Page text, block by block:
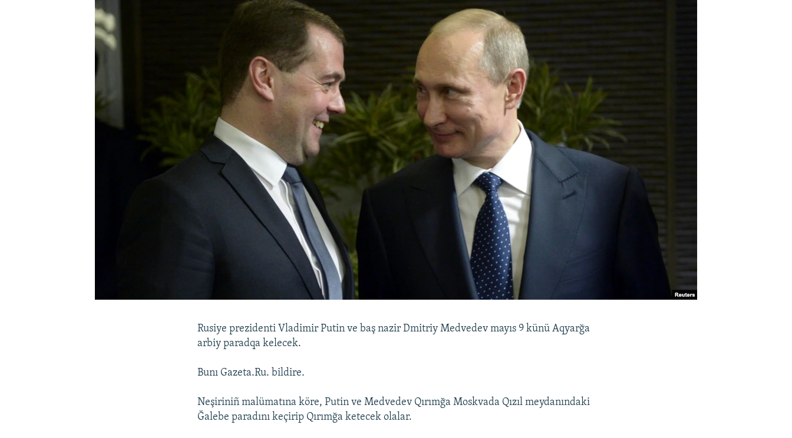
Rusiye prezidenti Vladimir Putin ve baş nazir Dmitriy Medvedev mayıs 9 künü Aqyarğa
arbiy paradqa kelecek.
Bunı Gazeta.Ru. bildire.
Neşiriniñ malümatına köre, Putin ve Medvedev Qırımğa Moskvada Qızıl meydanındaki
Ğalebe paradını keçirip Qırımğa ketecek olalar.